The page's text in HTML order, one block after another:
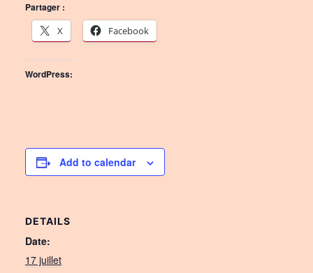
Partager :
X
Facebook
WordPress:
Add to calendar
DETAILS
Date:
17 juillet